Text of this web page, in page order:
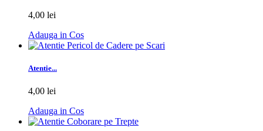
4,00 lei
Adauga in Cos
Atentie...
4,00 lei
Adauga in Cos